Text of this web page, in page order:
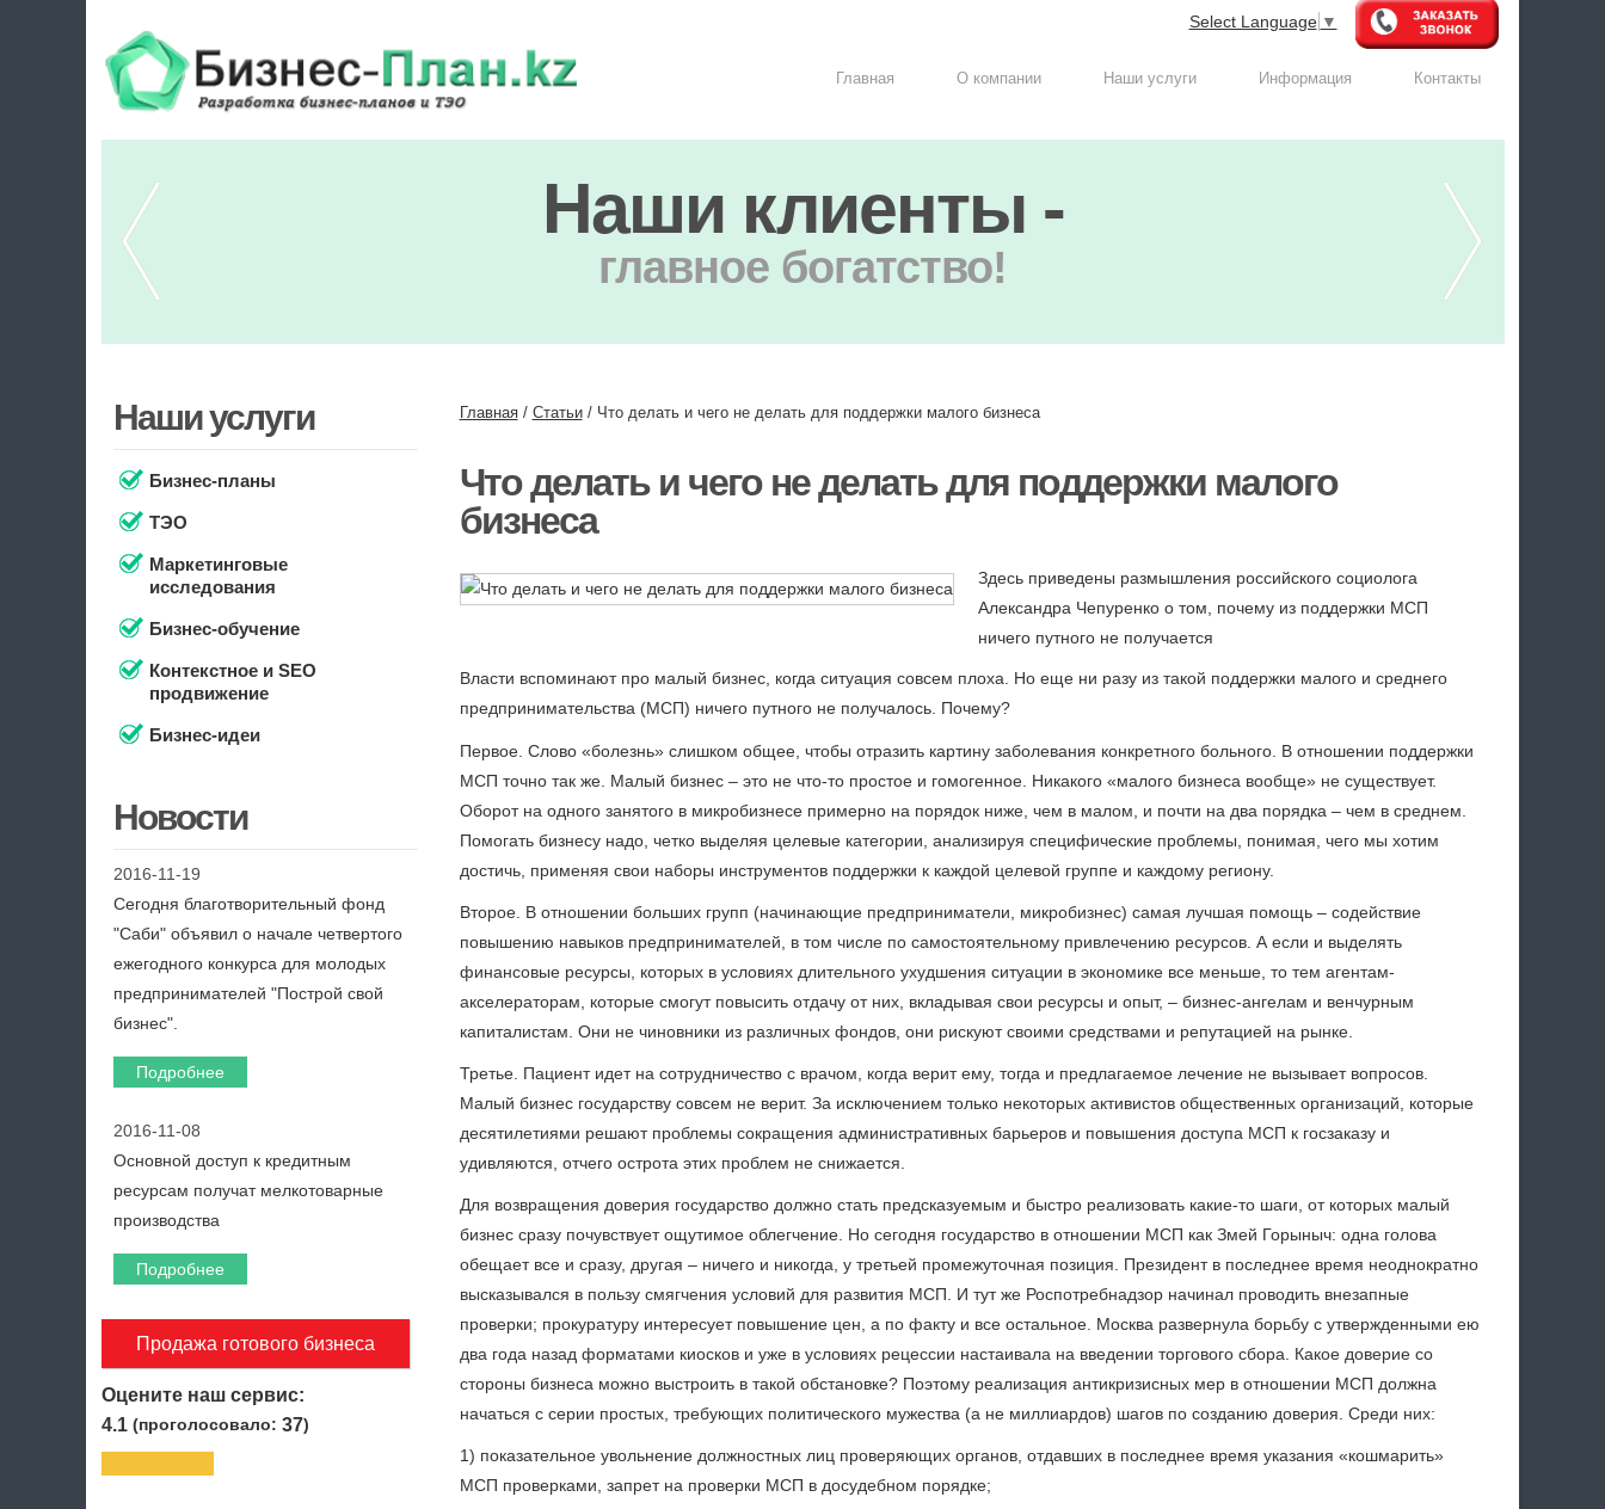
Главная О компании Наши услуги Информация Контакты
Select Language ▼
Наши клиенты -
главное богатство!
Наши услуги
Бизнес-планы
ТЭО
Маркетинговые
исследования
Бизнес-обучение
Контекстное и SEO
продвижение
Бизнес-идеи
Новости
2016-11-19
Сегодня благотворительный фонд
"Саби" объявил о начале четвертого
ежегодного конкурса для молодых
предпринимателей "Построй свой
бизнес".
Подробнее
2016-11-08
Основной доступ к кредитным
ресурсам получат мелкотоварные
производства
Подробнее
Продажа готового бизнеса
Оцените наш сервис:
4.1 (проголосовало: 37)
Главная/ Статьи/ Что делать и чего не делать для поддержки малого бизнеса
Что делать и чего не делать для поддержки малого
бизнеса
Здесь приведены размышления российского социолога
Александра Чепуренко о том, почему из поддержки МСП
ничего путного не получается
Власти вспоминают про малый бизнес, когда ситуация совсем плоха. Но еще ни разу из такой поддержки малого и среднего
предпринимательства (МСП) ничего путного не получалось. Почему?
Первое. Слово «болезнь» слишком общее, чтобы отразить картину заболевания конкретного больного. В отношении поддержки
МСП точно так же. Малый бизнес – это не что-то простое и гомогенное. Никакого «малого бизнеса вообще» не существует.
Оборот на одного занятого в микробизнесе примерно на порядок ниже, чем в малом, и почти на два порядка – чем в среднем.
Помогать бизнесу надо, четко выделяя целевые категории, анализируя специфические проблемы, понимая, чего мы хотим
достичь, применяя свои наборы инструментов поддержки к каждой целевой группе и каждому региону.
Второе. В отношении больших групп (начинающие предприниматели, микробизнес) самая лучшая помощь – содействие
повышению навыков предпринимателей, в том числе по самостоятельному привлечению ресурсов. А если и выделять
финансовые ресурсы, которых в условиях длительного ухудшения ситуации в экономике все меньше, то тем агентам-
акселераторам, которые смогут повысить отдачу от них, вкладывая свои ресурсы и опыт, – бизнес-ангелам и венчурным
капиталистам. Они не чиновники из различных фондов, они рискуют своими средствами и репутацией на рынке.
Третье. Пациент идет на сотрудничество с врачом, когда верит ему, тогда и предлагаемое лечение не вызывает вопросов.
Малый бизнес государству совсем не верит. За исключением только некоторых активистов общественных организаций, которые
десятилетиями решают проблемы сокращения административных барьеров и повышения доступа МСП к госзаказу и
удивляются, отчего острота этих проблем не снижается.
Для возвращения доверия государство должно стать предсказуемым и быстро реализовать какие-то шаги, от которых малый
бизнес сразу почувствует ощутимое облегчение. Но сегодня государство в отношении МСП как Змей Горыныч: одна голова
обещает все и сразу, другая – ничего и никогда, у третьей промежуточная позиция. Президент в последнее время неоднократно
высказывался в пользу смягчения условий для развития МСП. И тут же Роспотребнадзор начинал проводить внезапные
проверки; прокуратуру интересует повышение цен, а по факту и все остальное. Москва развернула борьбу с утвержденными ею
два года назад форматами киосков и уже в условиях рецессии настаивала на введении торгового сбора. Какое доверие со
стороны бизнеса можно выстроить в такой обстановке? Поэтому реализация антикризисных мер в отношении МСП должна
начаться с серии простых, требующих политического мужества (а не миллиардов) шагов по созданию доверия. Среди них:
1) показательное увольнение должностных лиц проверяющих органов, отдавших в последнее время указания «кошмарить»
МСП проверками, запрет на проверки МСП в досудебном порядке;